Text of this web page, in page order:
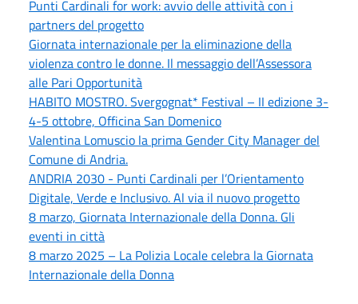
Punti Cardinali for work: avvio delle attività con i
partners del progetto
Giornata internazionale per la eliminazione della
violenza contro le donne. Il messaggio dell’Assessora
alle Pari Opportunità
HABITO MOSTRO. Svergognat* Festival – II edizione 3-
4-5 ottobre, Officina San Domenico
Valentina Lomuscio la prima Gender City Manager del
Comune di Andria.
ANDRIA 2030 - Punti Cardinali per l’Orientamento
Digitale, Verde e Inclusivo. Al via il nuovo progetto
8 marzo, Giornata Internazionale della Donna. Gli
eventi in città
8 marzo 2025 – La Polizia Locale celebra la Giornata
Internazionale della Donna